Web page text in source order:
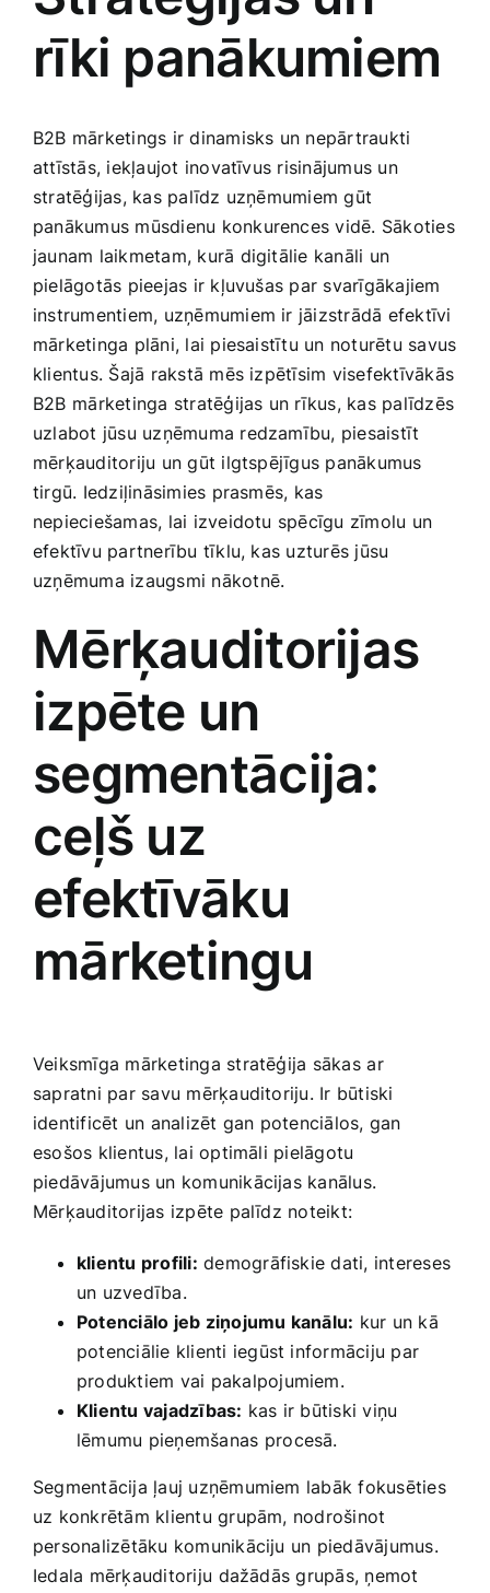
Jaunākie pārdevēji
Raksti
Grāmatas
Gudrā māja
Mājai un remontam
Mājražotājiem
Mājsaimniecības preces
Mēbeles un interjers
Medicīnas preces
Mobilie telefoni, planšetdatori
Pakalpojumi
Pārtikas preces
Preces birojam
Preces pieaugušajiem
Sports, tūrisms un atpūta
TV un Sadzīves tehnika
Zoo preces
rīki panākumiem
B2B mārketings​ ir dinamisks un nepārtraukti
attīstās, iekļaujot inovatīvus risinājumus‍ un
stratēģijas, kas palīdz uzņēmumiem gūt
panākumus mūsdienu konkurences vidē. Sākoties
jaunam laikmetam, kurā digitālie kanāli un
pielāgotās pieejas ir kļuvušas par svarīgākajiem
instrumentiem, uzņēmumiem ir jāizstrādā efektīvi
mārketinga plāni, lai piesaistītu un noturētu savus
klientus. Šajā rakstā mēs izpētīsim visefektīvākās
​B2B⁢ mārketinga stratēģijas un rīkus, kas palīdzēs
uzlabot jūsu uzņēmuma ‍redzamību, piesaistīt
mērķauditoriju un gūt ilgtspējīgus panākumus
tirgū. Iedziļināsimies prasmēs, kas
nepieciešamas, lai izveidotu spēcīgu zīmolu un
efektīvu partnerību tīklu, kas uzturēs jūsu
uzņēmuma izaugsmi nākotnē.
Mērķauditorijas
izpēte un
segmentācija:
ceļš uz
efektīvāku
mārketingu
Veiksmīga mārketinga stratēģija sākas⁣ ar
sapratni par savu mērķauditoriju. Ir būtiski
identificēt un analizēt gan potenciālos, gan
esošos klientus, lai optimāli pielāgotu
piedāvājumus un komunikācijas kanālus.
Mērķauditorijas izpēte palīdz noteikt:
klientu profili: demogrāfiskie dati, intereses
un ‍uzvedība.
Potenciālo jeb ziņojumu kanālu: kur un kā
potenciālie klienti iegūst informāciju par
produktiem vai‍ pakalpojumiem.
Klientu vajadzības: kas ir būtiski viņu
lēmumu pieņemšanas⁣ procesā.
Segmentācija ļauj uzņēmumiem labāk fokusēties
uz konkrētām klientu grupām, nodrošinot
personalizētāku komunikāciju un piedāvājumus.
Iedala mērķauditoriju⁤ dažādās grupās, ņemot